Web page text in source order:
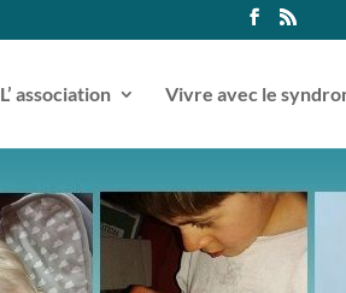
L’ association Vivre avec le